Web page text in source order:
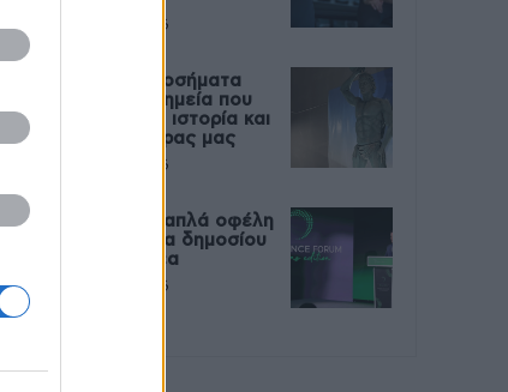
27 Φεβρουαρίου 2026
Ωρίων – Σπάνια νοσήματα
συνδέονται με μνημεία που
διαμόρφωσαν την ιστορία και
το πνεύμα της χώρας μας
27 Φεβρουαρίου 2026
Γεωργιάδης: Πολλαπλά οφέλη
από τη συνεργασία δημοσίου
και ιδιωτικού τομέα
27 Φεβρουαρίου 2026